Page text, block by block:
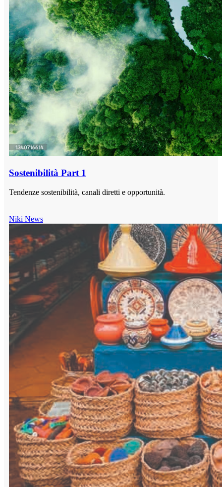
Sostenibilità Part 1
Tendenze sostenibilità, canali diretti e opportunità.
Niki News